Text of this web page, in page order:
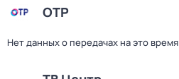
ОТР
Нет данных о передачах на это время